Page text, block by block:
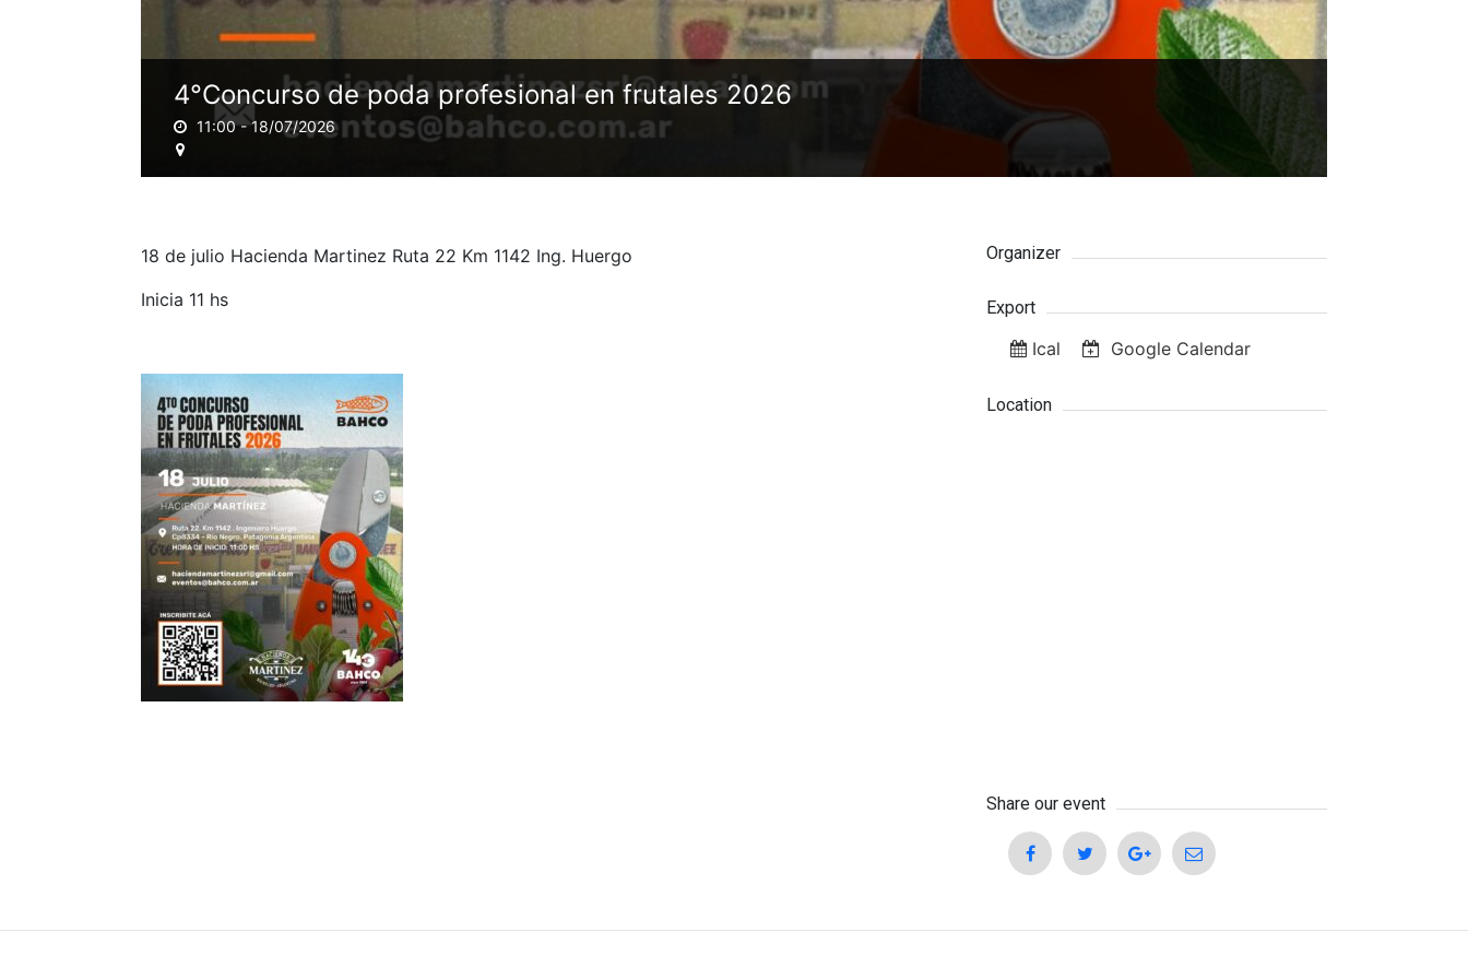
4°Concurso de poda profesional en frutales 2026
11:00 -18/07/2026
18 de julio Hacienda Martinez Ruta 22 Km 1142 Ing. Huergo
Inicia 11 hs
Organizer
Export
Ical Google Calendar
Location
Share our event